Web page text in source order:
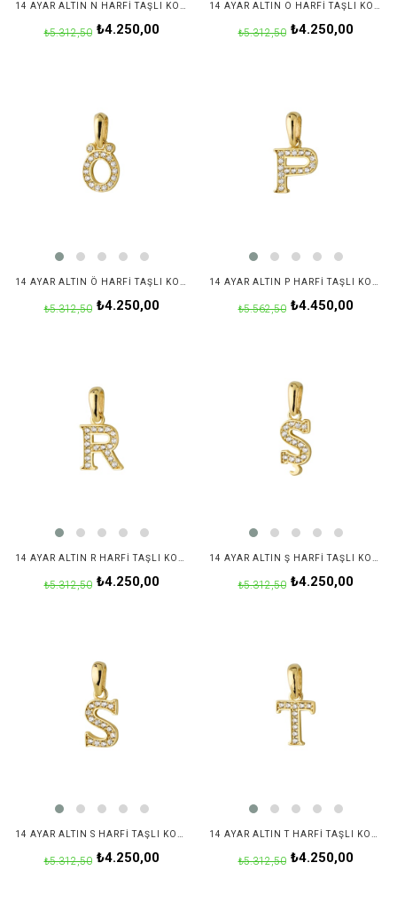
₺4.250,00
₺5.312,50 ₺4.250,00
₺5.312,50
₺4.250,00
₺5.312,50 ₺4.450,00
₺5.562,50
₺4.250,00
₺5.312,50 ₺4.250,00
₺5.312,50
₺4.250,00
₺5.312,50 ₺4.250,00
₺5.312,50